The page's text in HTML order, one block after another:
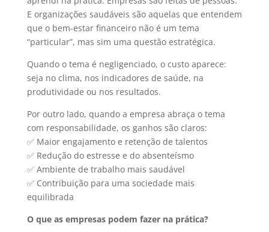
E organizações saudáveis são aquelas que entendem
que o bem-estar financeiro não é um tema
“particular”, mas sim uma questão estratégica.
Quando o tema é negligenciado, o custo aparece:
seja no clima, nos indicadores de saúde, na
produtividade ou nos resultados.
Por outro lado, quando a empresa abraça o tema
com responsabilidade, os ganhos são claros:
✅Maior engajamento e retenção de talentos
✅Redução do estresse e do absenteísmo
✅Ambiente de trabalho mais saudável
✅Contribuição para uma sociedade mais
equilibrada
O que as empresas podem fazer na prática?